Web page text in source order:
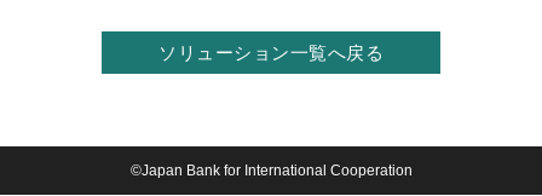
ソリューション一覧へ戻る
©Japan Bank for International Cooperation